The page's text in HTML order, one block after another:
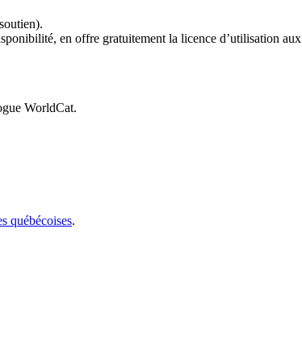
.
en offre gratuitement la licence d’utilisation aux
WorldCat.
québécoises.